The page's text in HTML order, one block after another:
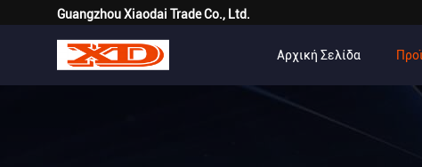
Guangzhou Xiaodai Trade Co., Ltd.
Αρχική Σελίδα